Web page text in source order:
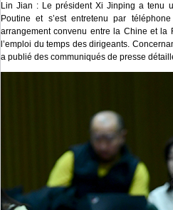
Lin Jian : Le président Xi Jinping a tenu
Poutine et s’est entretenu par
arrangement convenu entre la Chine et la
l’emploi du temps des dirigeants.
a publié des communiqués de presse